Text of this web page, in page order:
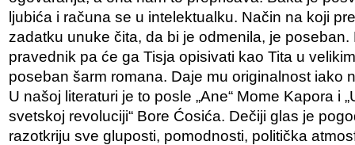
ljubića i računa se u intelektualku. Način na koji
zadatku unuke čita, da bi je odmenila, je poseban.
pravednik pa će ga Tisja opisivati kao Tita u
poseban šarm romana. Daje mu originalnost iako
U našoj literaturi je to posle „Ane“ Mome Kapora i
svetskoj revoluciji“ Bore Ćosića. Dečiji glas je
razotkriju sve gluposti, pomodnosti, politička